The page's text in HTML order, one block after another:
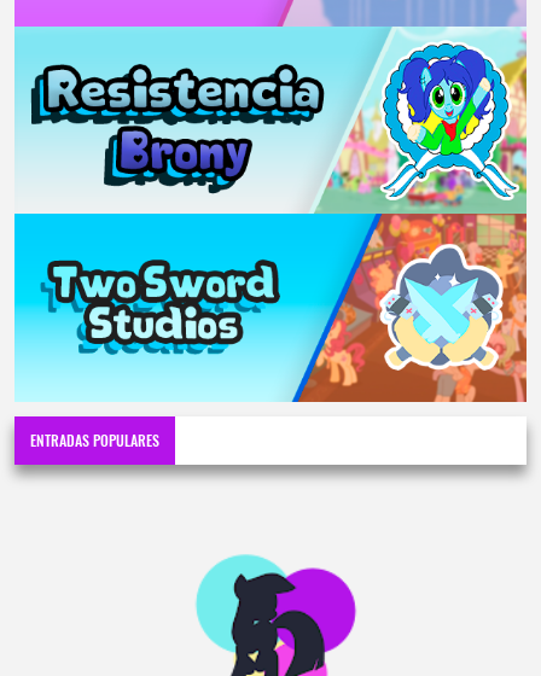
ENTRADAS POPULARES